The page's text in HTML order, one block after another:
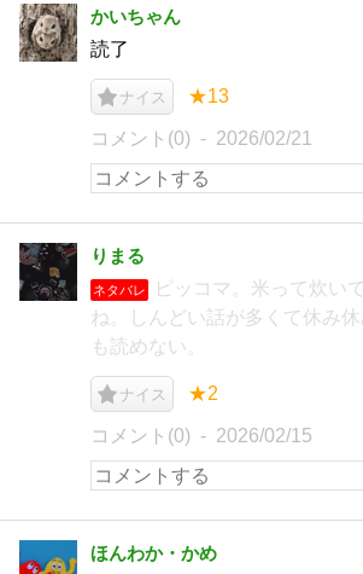
かいちゃん
読了
ナイス ★13
コメント(0) 2026/02/21
りまる
ネタバレ
ピッコマ。米って炊い
ね。しんどい話が多くて休み
も読めない。
ナイス ★2
コメント(0) 2026/02/15
ほんわか・かめ